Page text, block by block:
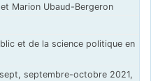
Marion Ubaud-Bergeron
et de la science politique en
septembre-octobre 2021,